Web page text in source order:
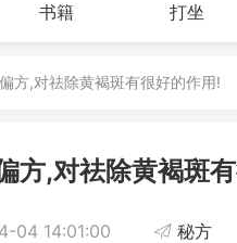
书籍 打坐
方,对祛除黄褐斑有很好的作用!
方,对祛除黄褐斑
04 14:01:00 秘方